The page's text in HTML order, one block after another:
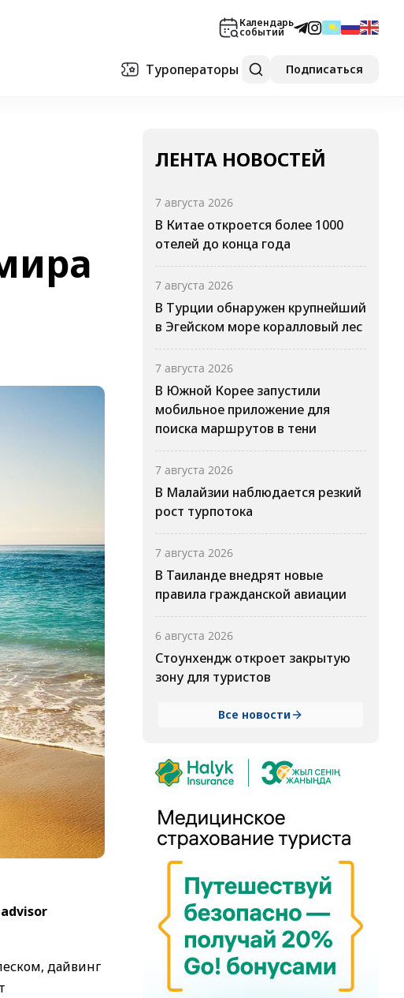
Календарь
событий
Туроператоры Подписаться
дайвинг
ЛЕНТА НОВОСТЕЙ
7 августа 2026
В Китае откроется более 1000
отелей до конца года
7 августа 2026
В Турции обнаружен крупнейший
в Эгейском море коралловый лес
7 августа 2026
В Южной Корее запустили
мобильное приложение для
поиска маршрутов в тени
7 августа 2026
В Малайзии наблюдается резкий
рост турпотока
7 августа 2026
В Таиланде внедрят новые
правила гражданской авиации
6 августа 2026
Стоунхендж откроет закрытую
зону для туристов
Все новости